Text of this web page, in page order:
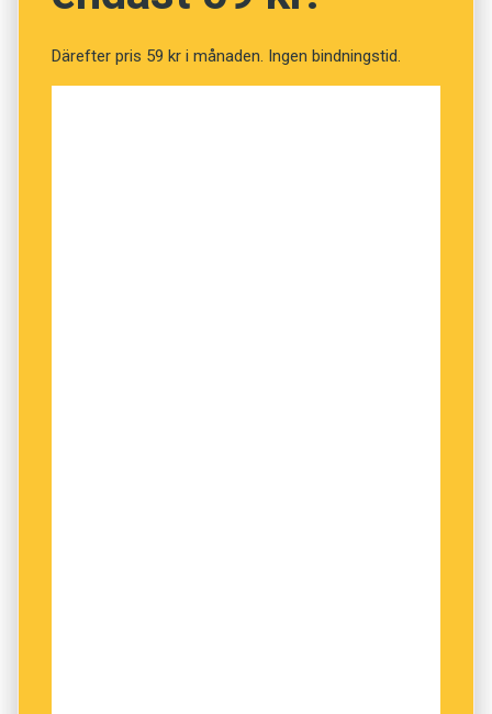
Därefter pris 59 kr i månaden. Ingen bindningstid.